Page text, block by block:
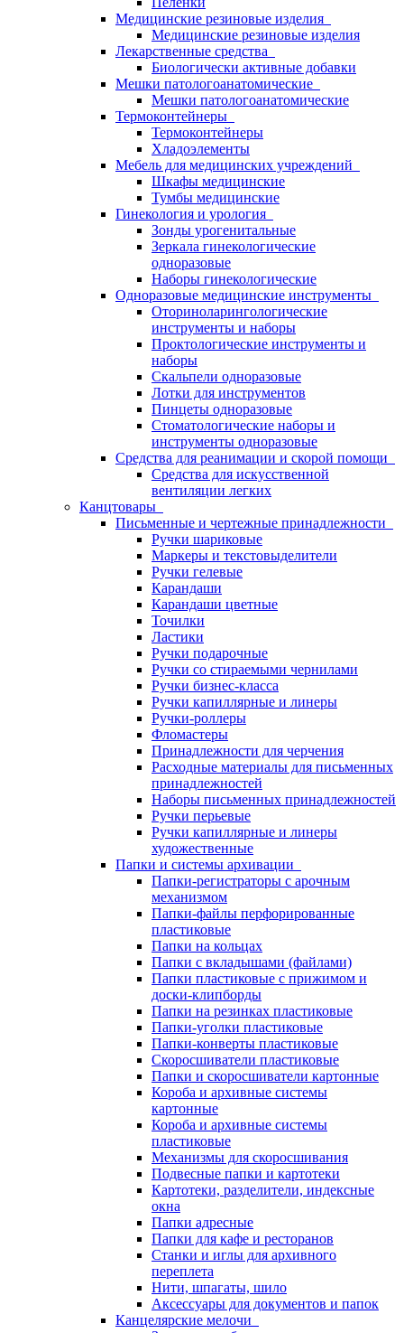
Медицинские резиновые изделия
Медицинские резиновые изделия
Лекарственные средства
Биологически активные добавки
Мешки патологоанатомические
Мешки патологоанатомические
Термоконтейнеры
Термоконтейнеры
Хладоэлементы
Мебель для медицинских учреждений
Шкафы медицинские
Тумбы медицинские
Гинекология и урология
Зонды урогенитальные
Зеркала гинекологические
одноразовые
Наборы гинекологические
Одноразовые медицинские инструменты
Оториноларингологические
инструменты и наборы
Проктологические инструменты и
наборы
Скальпели одноразовые
Лотки для инструментов
Пинцеты одноразовые
Стоматологические наборы и
инструменты одноразовые
Средства для реанимации и скорой помощи
Средства для искусственной
вентиляции легких
Канцтовары
Письменные и чертежные принадлежности
Ручки шариковые
Маркеры и текстовыделители
Ручки гелевые
Карандаши
Карандаши цветные
Точилки
Ластики
Ручки подарочные
Ручки со стираемыми чернилами
Ручки бизнес-класса
Ручки капиллярные и линеры
Ручки-роллеры
Фломастеры
Принадлежности для черчения
Расходные материалы для письменных
принадлежностей
Наборы письменных принадлежностей
Ручки перьевые
Ручки капиллярные и линеры
художественные
Папки и системы архивации
Папки-регистраторы с арочным
механизмом
Папки-файлы перфорированные
пластиковые
Папки на кольцах
Папки с вкладышами (файлами)
Папки пластиковые с прижимом и
доски-клипборды
Папки на резинках пластиковые
Папки-уголки пластиковые
Папки-конверты пластиковые
Скоросшиватели пластиковые
Папки и скоросшиватели картонные
Короба и архивные системы
картонные
Короба и архивные системы
пластиковые
Механизмы для скоросшивания
Подвесные папки и картотеки
Картотеки, разделители, индексные
окна
Папки адресные
Папки для кафе и ресторанов
Станки и иглы для архивного
переплета
Нити, шпагаты, шило
Аксессуары для документов и папок
Канцелярские мелочи